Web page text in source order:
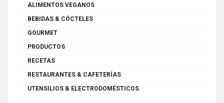
ALIMENTOS VEGANOS
BEBIDAS & CÓCTELES
GOURMET
PRODUCTOS
RECETAS
RESTAURANTES & CAFETERÍAS
UTENSILIOS & ELECTRODOMÉSTICOS